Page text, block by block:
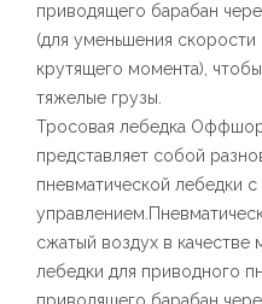
приводящего барабан
(для уменьшения скорости
крутящего момента),
тяжелые грузы.
Тросовая лебедка
представляет собой
пневматической лебедки
сжатый воздух в
лебедки для приводного